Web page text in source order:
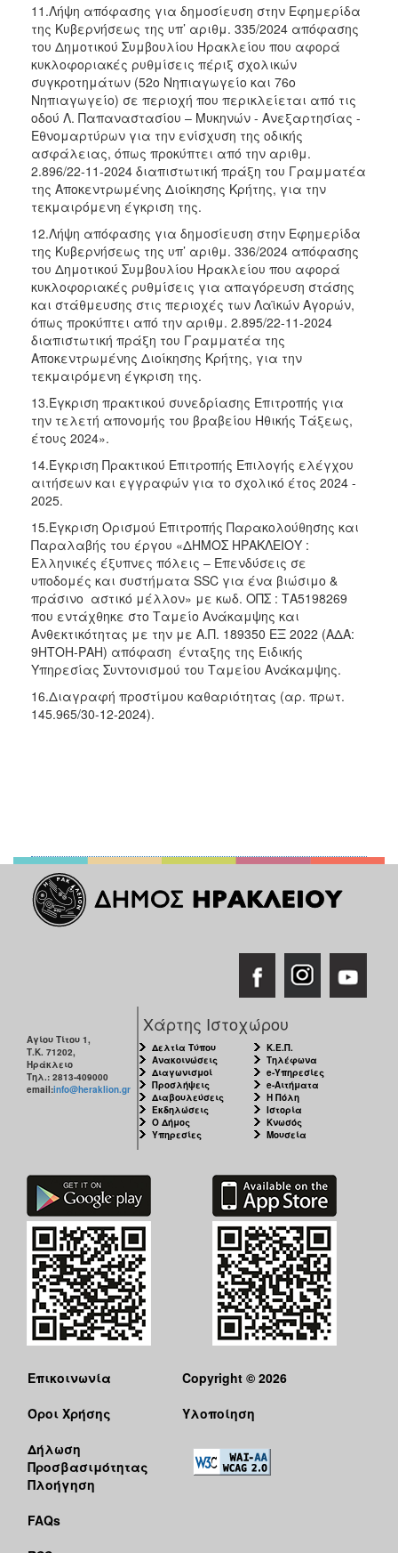
11.Λήψη απόφασης για δημοσίευση στην Εφημερίδα
της Κυβερνήσεως της υπ’ αριθμ. 335/2024 απόφασης
του Δημοτικού Συμβουλίου Ηρακλείου που αφορά
κυκλοφοριακές ρυθμίσεις πέριξ σχολικών
συγκροτημάτων (52ο Νηπιαγωγείο και 76ο
Νηπιαγωγείο) σε περιοχή που περικλείεται από τις
οδού Λ. Παπαναστασίου – Μυκηνών - Ανεξαρτησίας -
Εθνομαρτύρων για την ενίσχυση της οδικής
ασφάλειας, όπως προκύπτει από την αριθμ.
2.896/22-11-2024 διαπιστωτική πράξη του Γραμματέα
της Αποκεντρωμένης Διοίκησης Κρήτης, για την
τεκμαιρόμενη έγκριση της.
12.Λήψη απόφασης για δημοσίευση στην Εφημερίδα
της Κυβερνήσεως της υπ’ αριθμ. 336/2024 απόφασης
του Δημοτικού Συμβουλίου Ηρακλείου που αφορά
κυκλοφοριακές ρυθμίσεις για απαγόρευση στάσης
και στάθμευσης στις περιοχές των Λαϊκών Αγορών,
όπως προκύπτει από την αριθμ. 2.895/22-11-2024
διαπιστωτική πράξη του Γραμματέα της
Αποκεντρωμένης Διοίκησης Κρήτης, για την
τεκμαιρόμενη έγκριση της.
13.Έγκριση πρακτικού συνεδρίασης Επιτροπής για
την τελετή απονομής του βραβείου Ηθικής Τάξεως,
έτους 2024».
14.Έγκριση Πρακτικού Επιτροπής Επιλογής ελέγχου
αιτήσεων και εγγραφών για το σχολικό έτος 2024 -
2025.
15.Έγκριση Ορισμού Επιτροπής Παρακολούθησης και
Παραλαβής του έργου «ΔΗΜΟΣ ΗΡΑΚΛΕΙΟΥ :
Ελληνικές έξυπνες πόλεις – Επενδύσεις σε
υποδομές και συστήματα SSC για ένα βιώσιμο &
πράσινο αστικό μέλλον» με κωδ. ΟΠΣ : ΤΑ5198269
που εντάχθηκε στο Ταμείο Ανάκαμψης και
Ανθεκτικότητας με την με Α.Π. 189350 ΕΞ 2022 (ΑΔΑ:
9ΗΤΟΗ-ΡΑΗ) απόφαση ένταξης της Ειδικής
Υπηρεσίας Συντονισμού του Ταμείου Ανάκαμψης.
16.Διαγραφή προστίμου καθαριότητας (αρ. πρωτ.
145.965/30-12-2024).
Αγίου Τίτου 1,
Τ.Κ. 71202,
Ηράκλειο
Τηλ.: 2813-409000
email:info@heraklion.gr
Χάρτης Ιστοχώρου
Δελτία Τύπου
Ανακοινώσεις
Διαγωνισμοί
Προσλήψεις
Διαβουλεύσεις
Εκδηλώσεις
Ο Δήμος
Υπηρεσίες
Κ.Ε.Π.
Τηλέφωνα
e-Υπηρεσίες
e-Αιτήματα
Η Πόλη
Ιστορία
Κνωσός
Μουσεία
Επικοινωνία
Όροι Χρήσης
Δήλωση
Προσβασιμότητας
Πλοήγηση
FAQs
Copyright © 2026
Υλοποίηση